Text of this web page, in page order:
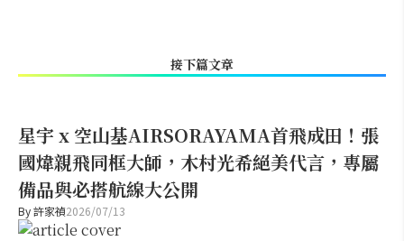
接下篇文章
星宇 x 空山基AIRSORAYAMA首飛成田！張
國煒親飛同框大師，木村光希絕美代言，專屬
備品與必搭航線大公開
By許家禎2026/07/13